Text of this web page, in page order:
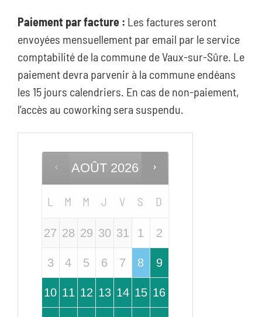
Paiement par facture : Les factures seront
envoyées mensuellement par email par le service
comptabilité de la commune de Vaux-sur-Sûre. Le
paiement devra parvenir à la commune endéans
les 15 jours calendriers. En cas de non-paiement,
l’accès au coworking sera suspendu.
AOÛT 2026
L M M J V S D
27 28 29 30 31 1 2
3 4 5 6 7 8 9
10 11 12 13 14 15 16